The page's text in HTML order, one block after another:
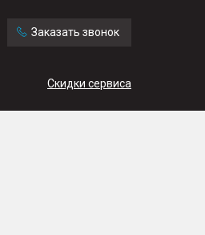
Заказать звонок
Скидки сервиса